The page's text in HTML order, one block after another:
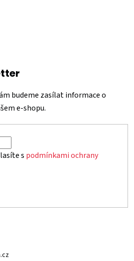
budeme zasílat informace o
e-shopu.
s podmínkami ochrany